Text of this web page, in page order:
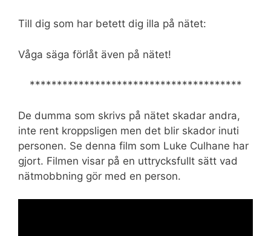
Till dig som har betett dig illa på nätet:
Våga säga förlåt även på nätet!
***************************************
De dumma som skrivs på nätet skadar andra,
inte rent kroppsligen men det blir skador inuti
personen. Se denna film som Luke Culhane har
gjort. Filmen visar på en uttrycksfullt sätt vad
nätmobbning gör med en person.